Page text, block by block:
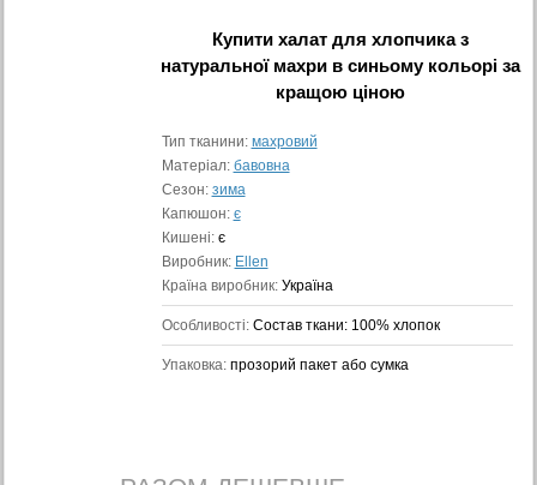
Купити халат для хлопчика з
натуральної махри в синьому кольоріза
кращою ціною
Тип тканини: махровий
Матеріал: бавовна
Сезон: зима
Капюшон: є
Кишені: є
Виробник: Ellen
Країна виробник: Україна
Особливості: Состав ткани: 100% хлопок
Упаковка: прозорий пакет або сумка